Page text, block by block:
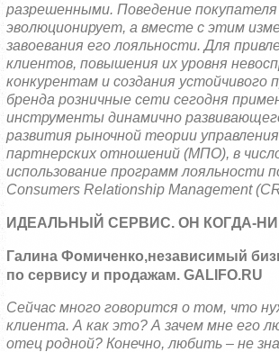
разрешенными. Поведение
эволюционирует, а вместе с этим
завоевания его лояльности. Для
клиентов, повышения их уровня
конкурентам и создания устойчивого
бренда розничные сети сегодня
инструменты динамично
развития рыночной теории
партнерских отношений (МПО), в
использование программ лояльности
Consumers Relationship Management(
ИДЕАЛЬНЫЙ СЕРВИС. ОН КОГДА-
Галина Фомиченко,независимый
по сервису и продажам. GALIFO.RU
Сейчас много говорится о том, что
клиента. А как это? А зачем мне его
отец родной? Конечно, любить – не